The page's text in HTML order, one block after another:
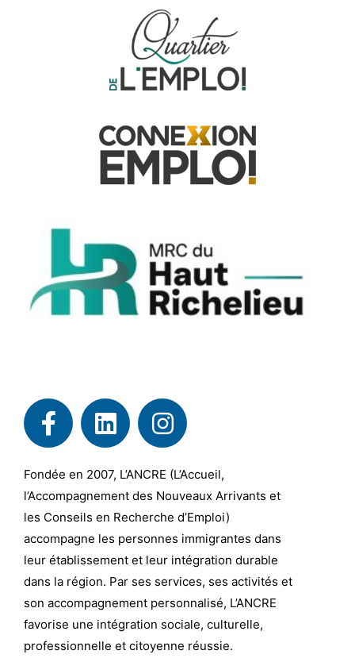
Fondée en 2007, L’ANCRE (L’Accueil,
l’Accompagnement des Nouveaux Arrivants et
les Conseils en Recherche d’Emploi)
accompagne les personnes immigrantes dans
leur établissement et leur intégration durable
dans la région. Par ses services, ses activités et
son accompagnement personnalisé, L’ANCRE
favorise une intégration sociale, culturelle,
professionnelle et citoyenne réussie.